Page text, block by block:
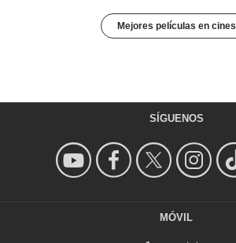
Mejores películas en cines
SÍGUENOS
MÓVIL